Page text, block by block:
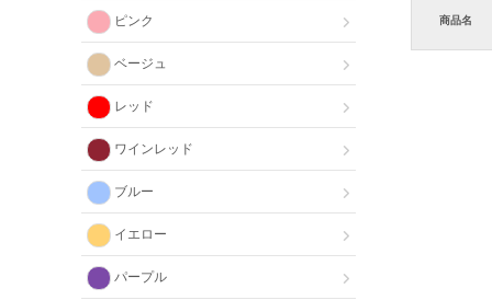
ピンク
ベージュ
レッド
ワインレッド
ブルー
イエロー
パープル
商品名